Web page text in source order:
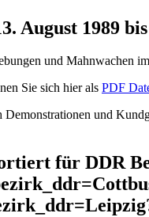
August 1989
und Mahnwachen
Sie sich hier als PDF
und
für DDR